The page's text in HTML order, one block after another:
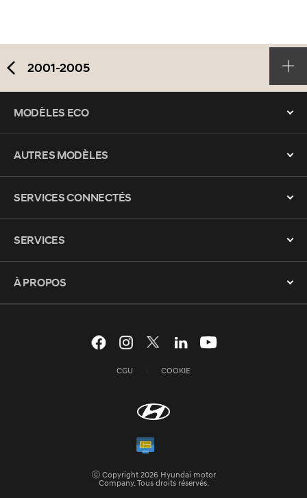
2001-2005
MODÈLES ECO
AUTRES MODÈLES
SERVICES CONNECTÉS
SERVICES
À PROPOS
CGU COOKIE
ⓒ Copyright 2026 Hyundai motor
Company. Tous droits réservés.